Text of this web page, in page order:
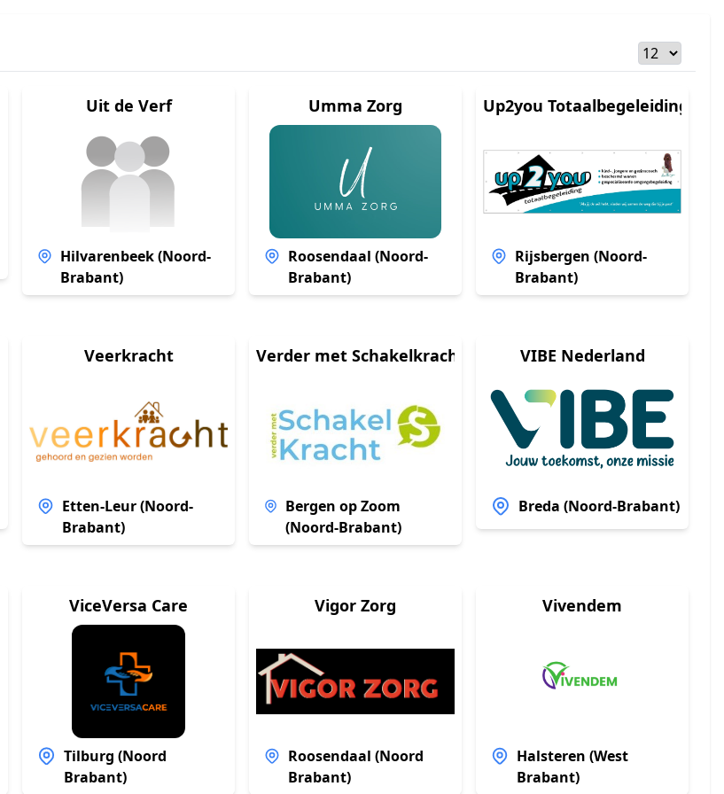
Uit de Verf
Hilvarenbeek (Noord-
Brabant)
Umma Zorg
Roosendaal (Noord-
Brabant)
Up2you Totaalbegeleiding
Rijsbergen (Noord-
Brabant)
Veerkracht
Etten-Leur (Noord-
Brabant)
Verder met Schakelkracht
Bergen op Zoom
(Noord-Brabant)
VIBE Nederland
Breda (Noord-Brabant)
ViceVersa Care
Tilburg (Noord
Brabant)
Vigor Zorg
Roosendaal (Noord
Brabant)
Vivendem
Halsteren (West
Brabant)